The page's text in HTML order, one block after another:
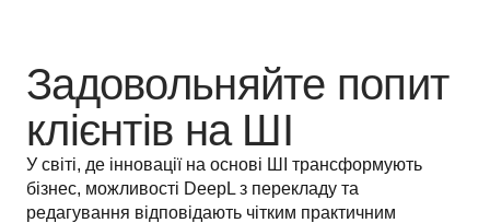
Задовольняйте попит
клієнтів на ШІ
У світі, де інновації на основі ШІ трансформують
бізнес, можливості DeepL з перекладу та
редагування відповідають чітким практичним